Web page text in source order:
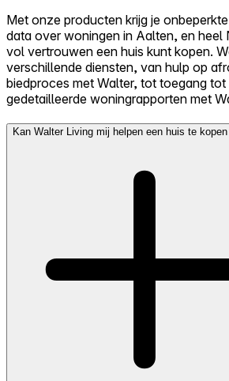
Met onze producten krijg je
data over woningen in Aalten, en heel
vol vertrouwen een huis kunt kopen.
verschillende diensten, van hulp op
biedproces met Walter, tot toegang
gedetailleerde woningrapporten met
Kan Walter Living mij helpen een huis te